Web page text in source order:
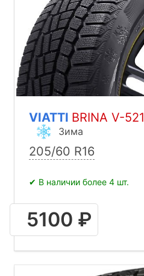
VIATTI BRINA V-521
Зима
205/60 R16
✔ В наличии более 4 шт.
5100 ₽